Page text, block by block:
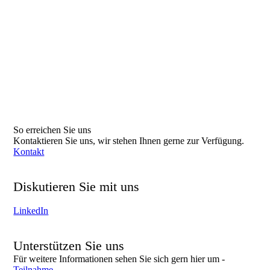
So erreichen Sie uns
Kontaktieren Sie uns, wir stehen Ihnen gerne zur Verfügung.
Kontakt
Diskutieren Sie mit uns
LinkedIn
Unterstützen Sie uns
Für weitere Informationen sehen Sie sich gern hier um -